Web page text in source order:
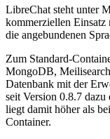
LibreChat steht unter
kommerziellen Einsatz
die angebundenen
Zum Standard-
MongoDB,
Datenbank mit der
seit Version 0.8.7
liegt damit höher als
Container.